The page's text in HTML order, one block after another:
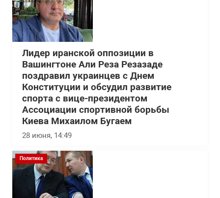
Лидер иранской оппозиции в
Вашингтоне Али Реза Резазаде
поздравил украинцев с Днем
Конституции и обсудил развитие
спорта с вице-президентом
Ассоциации спортивной борьбы
Киева Михаилом Бугаем
28 июня, 14:49
Политика